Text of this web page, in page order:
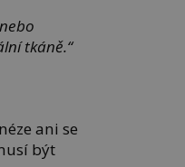
tkáně.“
ani se
být